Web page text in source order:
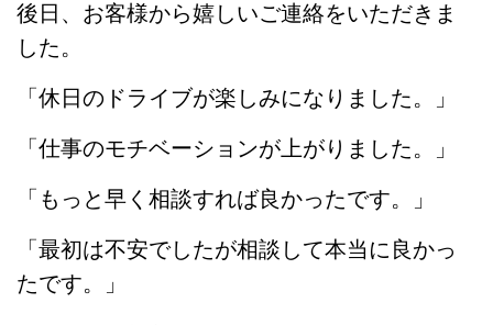
後日、お客様から嬉しいご連絡をいただきま
した。
「休日のドライブが楽しみになりました。」
「仕事のモチベーションが上がりました。」
「もっと早く相談すれば良かったです。」
「最初は不安でしたが相談して本当に良かっ
たです。」